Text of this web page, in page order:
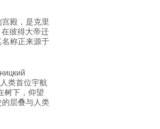
殿，是克里
彼得大帝迁
称正来源于
类首位宇航
树下，仰望
层叠与人类